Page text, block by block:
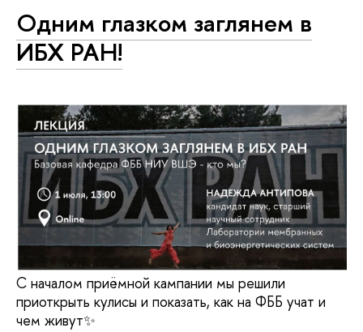
Одним глазком заглянем в
ИБХ РАН!
С началом приёмной кампании мы решили
приоткрыть кулисы и показать, как на ФББ учат и
чем живут✨